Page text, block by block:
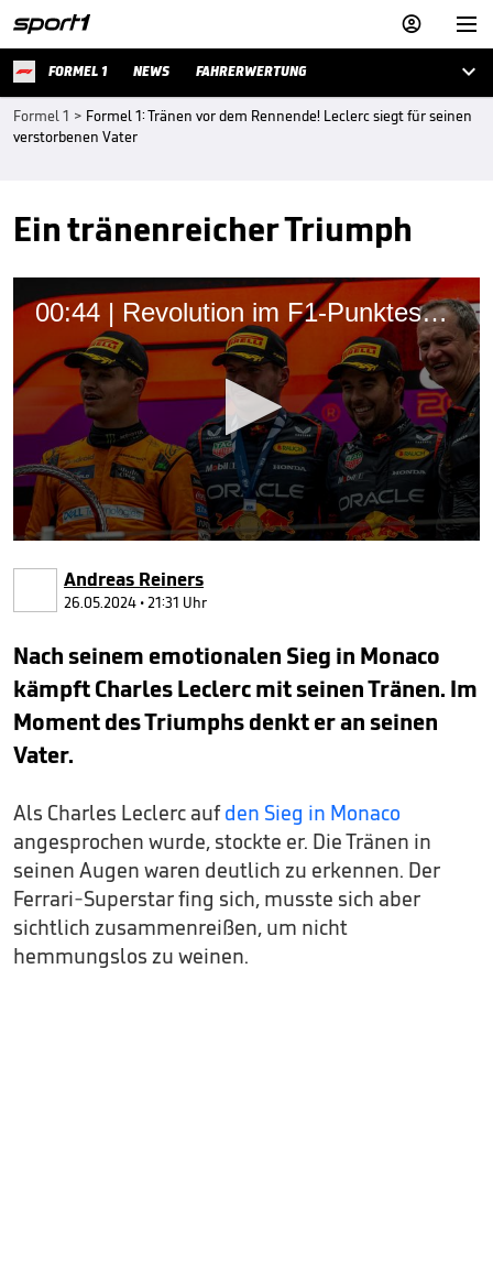


FORMEL 1 NEWS FAHRERWERTUNG 
Formel 1 > Formel 1: Tränen vor dem Rennende! Leclerc siegt für seinen
verstorbenen Vater
Ein tränenreicher Triumph
00:44 | Revolution im F1-Punktesystem?
seconds
seconds
Andreas Reiners
26.05.2024 • 21:31 Uhr
Nach seinem emotionalen Sieg in Monaco
kämpft Charles Leclerc mit seinen Tränen. Im
Moment des Triumphs denkt er an seinen
Vater.
Als Charles Leclerc aufden Sieg in Monaco
angesprochen wurde, stockte er. Die Tränen in
seinen Augen waren deutlich zu erkennen. Der
Ferrari-Superstar fing sich, musste sich aber
sichtlich zusammenreißen, um nicht
hemmungslos zu weinen.